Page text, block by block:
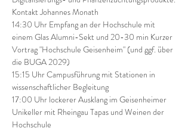
Kontakt Johannes Monath
14:30 Uhr Empfang an der Hochschule mit
einem Glas Alumni-Sekt und 20-30 min Kurzer
Vortrag "Hochschule Geisenheim" (und ggf. über
die BUGA 2029)
15:15 Uhr Campusführung mit Stationen in
wissenschaftlicher Begleitung
17:00 Uhr lockerer Ausklang im Geisenheimer
Unikeller mit Rheingau Tapas und Weinen der
Hochschule